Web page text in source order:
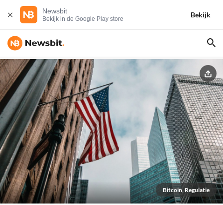
Newsbit
Bekijk in de Google Play store
Bekijk
Bitcoin, Regulatie